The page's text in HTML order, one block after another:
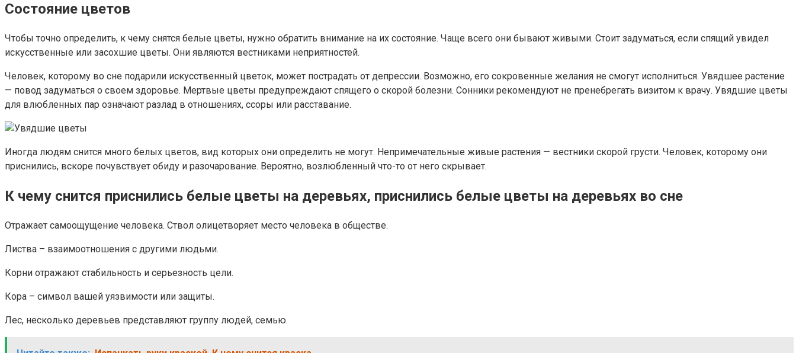
Состояние цветов
Чтобы точно определить, к чему снятся белые цветы, нужно обратить внимание на их состояние. Чаще всего они бывают живыми. Стоит задуматься, если спящий увидел
искусственные или засохшие цветы. Они являются вестниками неприятностей.
Человек, которому во сне подарили искусственный цветок, может пострадать от депрессии. Возможно, его сокровенные желания не смогут исполниться. Увядшее растение
— повод задуматься о своем здоровье. Мертвые цветы предупреждают спящего о скорой болезни. Сонники рекомендуют не пренебрегать визитом к врачу. Увядшие цветы
для влюбленных пар означают разлад в отношениях, ссоры или расставание.
Иногда людям снится много белых цветов, вид которых они определить не могут. Непримечательные живые растения — вестники скорой грусти. Человек, которому они
приснились, вскоре почувствует обиду и разочарование. Вероятно, возлюбленный что-то от него скрывает.
К чему снится приснились белые цветы на деревьях, приснились белые цветы на деревьях во сне
Отражает самоощущение человека. Ствол олицетворяет место человека в обществе.
Листва – взаимоотношения с другими людьми.
Корни отражают стабильность и серьезность цели.
Кора – символ вашей уязвимости или защиты.
Лес, несколько деревьев представляют группу людей, семью.